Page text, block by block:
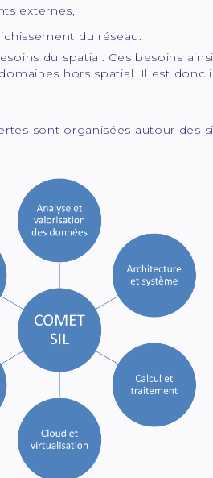
externes,
du réseau.
du spatial. Ces besoins
hors spatial. Il est
sont organisées autour des